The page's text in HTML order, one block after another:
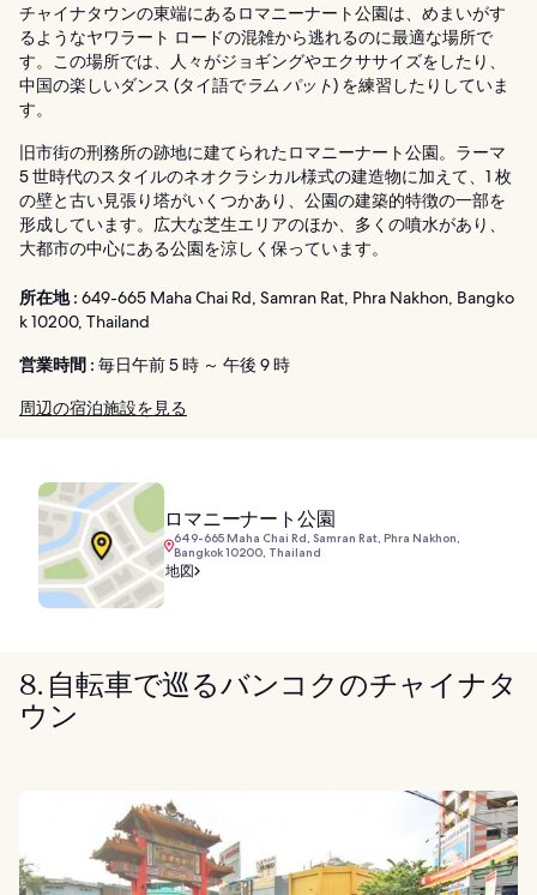
チャイナタウンの東端にあるロマニーナート公園は、めまいがす
るようなヤワラート ロードの混雑から逃れるのに最適な場所で
す。この場所では、人々がジョギングやエクササイズをしたり、
中国の楽しいダンス (タイ語でラム パット) を練習したりしていま
す。
旧市街の刑務所の跡地に建てられたロマニーナート公園。ラーマ
5 世時代のスタイルのネオクラシカル様式の建造物に加えて、1 枚
の壁と古い見張り塔がいくつかあり、公園の建築的特徴の一部を
形成しています。広大な芝生エリアのほか、多くの噴水があり、
大都市の中心にある公園を涼しく保っています。
所在地 : 649-665 Maha Chai Rd, Samran Rat, Phra Nakhon, Bangko
k 10200, Thailand
営業時間 : 毎日午前 5 時 ～ 午後 9 時
周辺の宿泊施設を見る
ロマニーナート公園
649-665 Maha Chai Rd, Samran Rat, Phra Nakhon,
Bangkok 10200, Thailand
地図
8. 自転車で巡るバンコクのチャイナタ
ウン